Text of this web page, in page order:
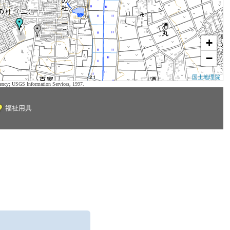
+
−
国土地理院
USGS Information Services, 1997.
福祉用具